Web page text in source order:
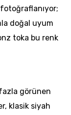
doğal uyum
toka bu renk
görünen
klasik siyah